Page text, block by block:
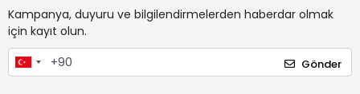
Kampanya, duyuru ve bilgilendirmelerden haberdar olmak
için kayıt olun.
Gönder